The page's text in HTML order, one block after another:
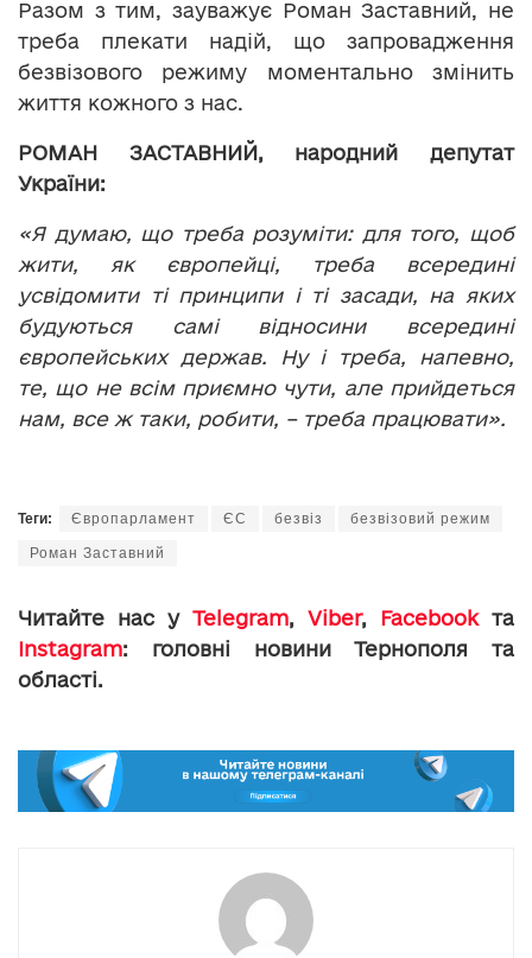
Разом з тим, зауважує Роман Заставний, не
треба плекати надій, що запровадження
безвізового режиму моментально змінить
життя кожного з нас.
РОМАН ЗАСТАВНИЙ, народний депутат
України:
«Я думаю, що треба розуміти: для того, щоб
жити, як європейці, треба всередині
усвідомити ті принципи і ті засади, на яких
будуються самі відносини всередині
європейських держав. Ну і треба, напевно,
те, що не всім приємно чути, але прийдеться
нам, все ж таки, робити, – треба працювати».
Теги: Європарламент ЄС безвіз безвізовий режим
Роман Заставний
Читайте нас у Telegram, Viber, Facebookта
Instagram: головні новини Тернополя та
області.